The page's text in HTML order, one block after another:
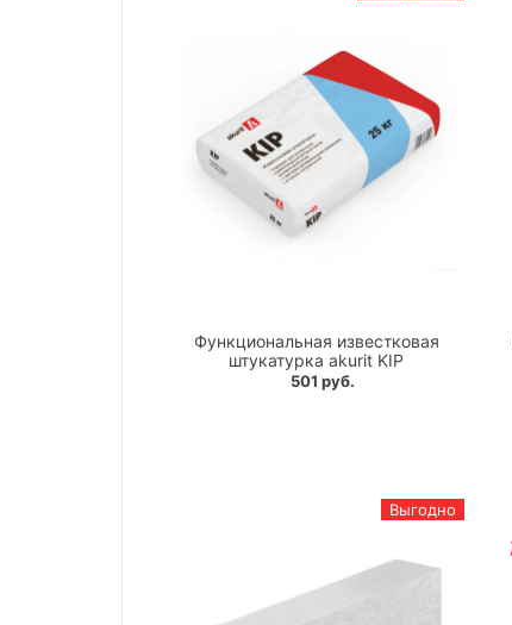
Функциональная известковая
штукатурка akurit KIP
501 руб.
Выгодно